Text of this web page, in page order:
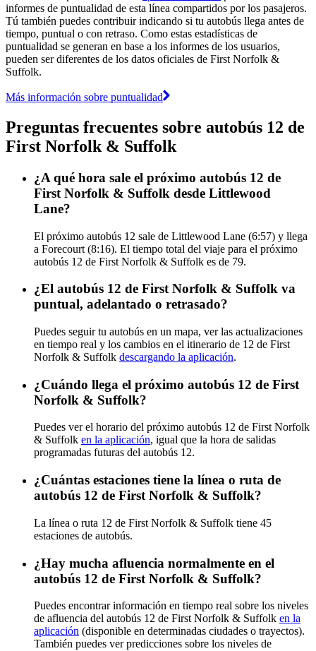
informes de puntualidad de esta línea compartidos por los pasajeros.
Tú también puedes contribuir indicando si tu autobús llega antes de
tiempo, puntual o con retraso. Como estas estadísticas de
puntualidad se generan en base a los informes de los usuarios,
pueden ser diferentes de los datos oficiales de First Norfolk &
Suffolk.
Más información sobre puntualidad
Preguntas frecuentes sobre autobús 12 de
First Norfolk & Suffolk
¿A qué hora sale el próximo autobús 12 de
First Norfolk & Suffolk desde Littlewood
Lane?
El próximo autobús 12 sale de Littlewood Lane (6:57) y llega
a Forecourt (8:16). El tiempo total del viaje para el próximo
autobús 12 de First Norfolk & Suffolk es de 79.
¿El autobús 12 de First Norfolk & Suffolk va
puntual, adelantado o retrasado?
Puedes seguir tu autobús en un mapa, ver las actualizaciones
en tiempo real y los cambios en el itinerario de 12 de First
Norfolk & Suffolk descargando la aplicación.
¿Cuándo llega el próximo autobús 12 de First
Norfolk & Suffolk?
Puedes ver el horario del próximo autobús 12 de First Norfolk
& Suffolk en la aplicación, igual que la hora de salidas
programadas futuras del autobús 12.
¿Cuántas estaciones tiene la línea o ruta de
autobús 12 de First Norfolk & Suffolk?
La línea o ruta 12 de First Norfolk & Suffolk tiene 45
estaciones de autobús.
¿Hay mucha afluencia normalmente en el
autobús 12 de First Norfolk & Suffolk?
Puedes encontrar información en tiempo real sobre los niveles
de afluencia del autobús 12 de First Norfolk & Suffolk en la
aplicación (disponible en determinadas ciudades o trayectos).
También puedes ver predicciones sobre los niveles de